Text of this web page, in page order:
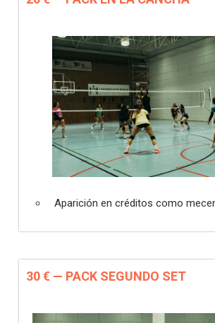
Aparición en créditos como
30 € — PACK SEGUNDO SET